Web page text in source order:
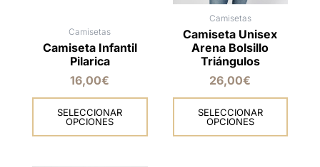
Camisetas
Camiseta Infantil
Pilarica
16,00€
SELECCIONAR
OPCIONES
página
de
producto
Camisetas
Camiseta Unisex
Arena Bolsillo
Triángulos
26,00€
SELECCIONAR
OPCIONES
en
la
página
de
producto